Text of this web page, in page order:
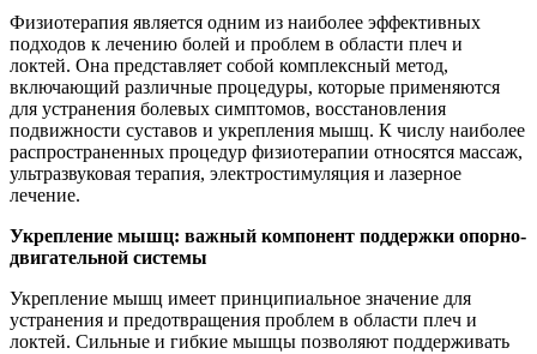
Физиотерапия является одним из наиболее эффективных
подходов к лечению болей и проблем в области плеч и
локтей. Она представляет собой комплексный метод,
включающий различные процедуры, которые применяются
для устранения болевых симптомов, восстановления
подвижности суставов и укрепления мышц. К числу наиболее
распространенных процедур физиотерапии относятся массаж,
ультразвуковая терапия, электростимуляция и лазерное
лечение.
Укрепление мышц: важный компонент поддержки опорно-
двигательной системы
Укрепление мышц имеет принципиальное значение для
устранения и предотвращения проблем в области плеч и
локтей. Сильные и гибкие мышцы позволяют поддерживать